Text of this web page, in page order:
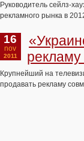
Руководитель сейлз-
рекламного рынка в
16
nov
2011
Крупнейший на
продавать рекламу